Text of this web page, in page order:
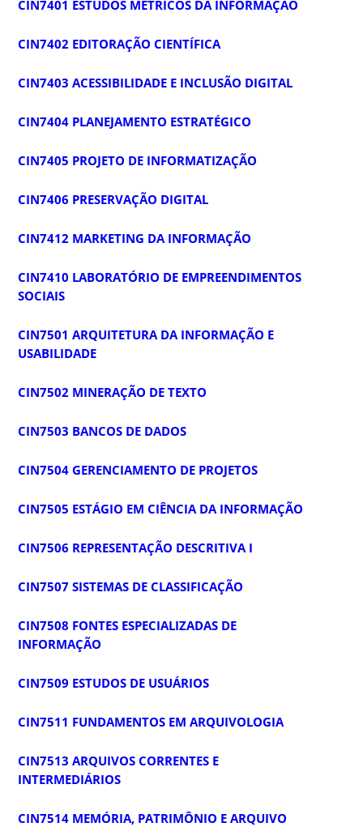
CIN7401 ESTUDOS MÉTRICOS DA INFORMAÇÃO
CIN7402 EDITORAÇÃO CIENTÍFICA
CIN7403 ACESSIBILIDADE E INCLUSÃO DIGITAL
CIN7404 PLANEJAMENTO ESTRATÉGICO
CIN7405 PROJETO DE INFORMATIZAÇÃO
CIN7406 PRESERVAÇÃO DIGITAL
CIN7412 MARKETING DA INFORMAÇÃO
CIN7410 LABORATÓRIO DE EMPREENDIMENTOS
SOCIAIS
CIN7501 ARQUITETURA DA INFORMAÇÃO E
USABILIDADE
CIN7502 MINERAÇÃO DE TEXTO
CIN7503 BANCOS DE DADOS
CIN7504 GERENCIAMENTO DE PROJETOS
CIN7505 ESTÁGIO EM CIÊNCIA DA INFORMAÇÃO
CIN7506 REPRESENTAÇÃO DESCRITIVA I
CIN7507 SISTEMAS DE CLASSIFICAÇÃO
CIN7508 FONTES ESPECIALIZADAS DE
INFORMAÇÃO
CIN7509 ESTUDOS DE USUÁRIOS
CIN7511 FUNDAMENTOS EM ARQUIVOLOGIA
CIN7513 ARQUIVOS CORRENTES E
INTERMEDIÁRIOS
CIN7514 MEMÓRIA, PATRIMÔNIO E ARQUIVO